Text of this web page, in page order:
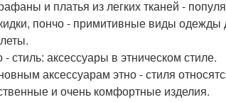
и платья из легких тканей -
пончо - примитивные виды одежды
- стиль: аксессуары в этническом стиле.
аксессуарам этно - стиля
и очень комфортные изделия.